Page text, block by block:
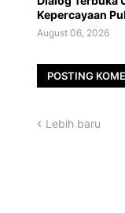
Kepercayaan
August 06, 2026
POSTING
Lebih baru